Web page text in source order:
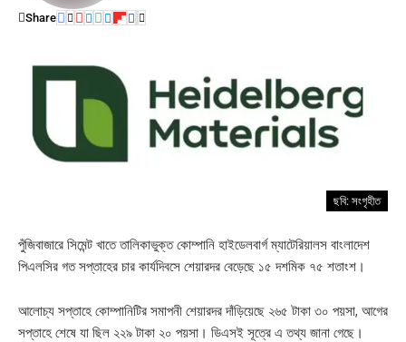
Share
ছবি: সংগৃহীত
পুঁজিবাজারে সিমেন্ট খাতে তালিকাভুক্ত কোম্পানি হাইডেলবার্গ ম্যাটেরিয়ালস বাংলাদেশ
পিএলসির গত সপ্তাহের চার কার্যদিবসে শেয়ারদর বেড়েছে ১৫ দশমিক ৭৫ শতাংশ।
আলোচ্য সপ্তাহে কোম্পানিটির সমাপনী শেয়ারদর দাঁড়িয়েছে ২৬৫ টাকা ৩০ পয়সা, আগের
সপ্তাহে শেষে যা ছিল ২২৯ টাকা ২০ পয়সা। ডিএসই সূত্রে এ তথ্য জানা গেছে।